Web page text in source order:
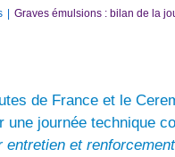
Graves émulsions : bilan de la
de France et le
une journée technique
entretien et